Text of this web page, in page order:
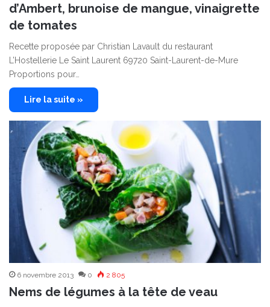
d’Ambert, brunoise de mangue, vinaigrette
de tomates
Recette proposée par Christian Lavault du restaurant
L’Hostellerie Le Saint Laurent 69720 Saint-Laurent-de-Mure
Proportions pour…
Lire la suite »
6 novembre 2013 0 2 805
Nems de légumes à la tête de veau